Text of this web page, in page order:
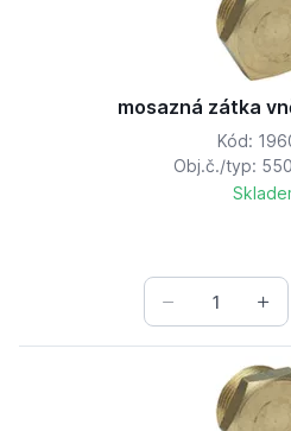
mosazná zátka
Kód:
Obj.č./typ: